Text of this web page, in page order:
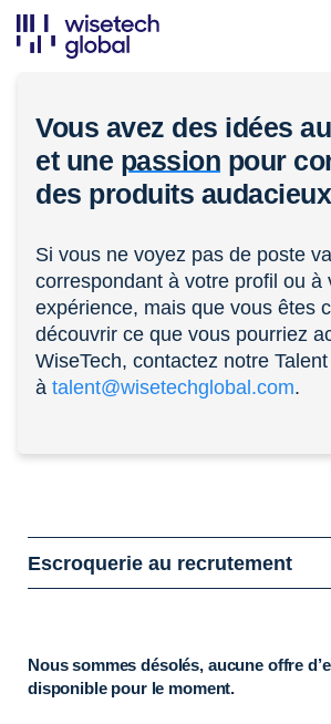
Vous avez des idées
et une passion pour
des produits
Si vous ne voyez pas de poste
correspondant à votre profil ou à
expérience, mais que vous êtes
découvrir ce que vous pourriez
WiseTech, contactez notre Talent
à talent@wisetechglobal.com.
Escroquerie au recrutement
Nous sommes désolés, aucune offre
disponible pour le moment.